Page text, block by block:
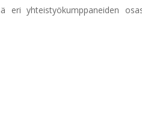
eri yhteistyökumppaneiden